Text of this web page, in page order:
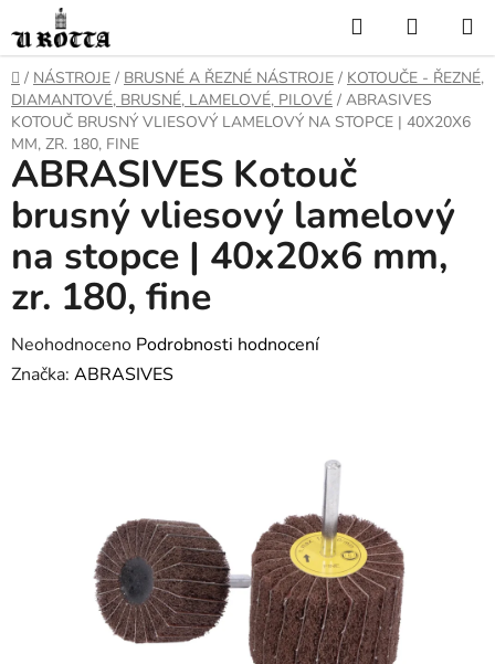
na
obsah
Hledat
KOŠÍK
DOMŮ
/ NÁSTROJE / BRUSNÉ A ŘEZNÉ NÁSTROJE / KOTOUČE - ŘEZNÉ,
DIAMANTOVÉ, BRUSNÉ, LAMELOVÉ, PILOVÉ / ABRASIVES
KOTOUČ BRUSNÝ VLIESOVÝ LAMELOVÝ NA STOPCE | 40X20X6
MM, ZR. 180, FINE
ABRASIVES Kotouč
brusný vliesový lamelový
na stopce | 40x20x6 mm,
zr. 180, fine
Průměrné
hodnocení
Neohodnoceno Podrobnosti hodnocení
Značka: ABRASIVES